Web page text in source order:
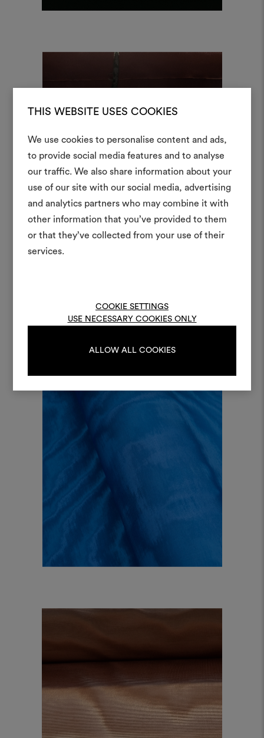
THIS WEBSITE USES COOKIES
We use cookies to personalise content and ads,
to provide social media features and to analyse
our traffic. We also share information about your
use of our site with our social media, advertising
and analytics partners who may combine it with
other information that you’ve provided to them
or that they’ve collected from your use of their
services.
COOKIE SETTINGS
USE NECESSARY COOKIES ONLY
ALLOW ALL COOKIES
Ein
erstellen
Ein interaktives Tool, mit
Ideen zum Leben
anderen teilen können,